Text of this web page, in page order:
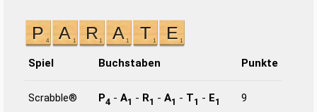
Spiel Buchstaben Punkte
Scrabble® P4 - A1 - R1 - A1 - T1 - E1 9